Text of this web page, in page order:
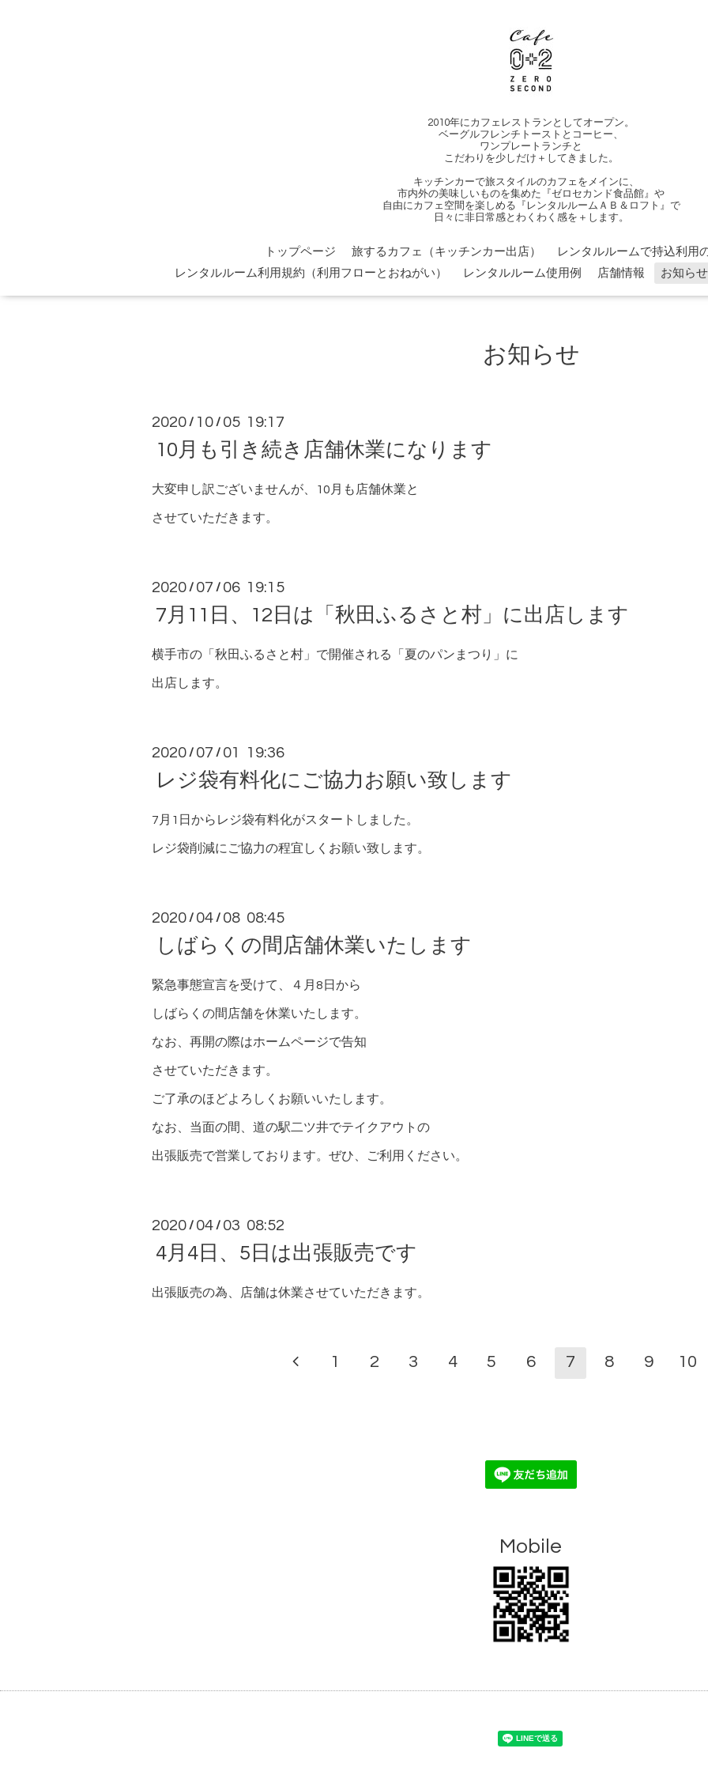
2010年にカフェレストランとしてオープン。
ベーグルフレンチトーストとコーヒー、
ワンプレートランチと
こだわりを少しだけ＋してきました。
キッチンカーで旅スタイルのカフェをメインに、
市内外の美味しいものを集めた『ゼロセカンド食品館』や
自由にカフェ空間を楽しめる『レンタルルームＡＢ＆ロフト』で
日々に非日常感とわくわく感を＋します。
トップページ 旅するカフェ（キッチンカー出店）
レンタルルームで持込利用
レンタルルーム利用規約（利用フローとおねがい）
レンタルルーム使用例 店舗情報 お知らせ
お知らせ
2020 / 10 / 05 19:17
10月も引き続き店舗休業になります
大変申し訳ございませんが、10月も店舗休業と
させていただきます。
2020 / 07 / 06 19:15
7月11日、12日は「秋田ふるさと村」に出店します
横手市の「秋田ふるさと村」で開催される「夏のパンまつり」に
出店します。
2020 / 07 / 01 19:36
レジ袋有料化にご協力お願い致します
7月1日からレジ袋有料化がスタートしました。
レジ袋削減にご協力の程宜しくお願い致します。
2020 / 04 / 08 08:45
しばらくの間店舗休業いたします
緊急事態宣言を受けて、４月8日から
しばらくの間店舗を休業いたします。
なお、再開の際はホームページで告知
させていただきます。
ご了承のほどよろしくお願いいたします。
なお、当面の間、道の駅二ツ井でテイクアウトの
出張販売で営業しております。ぜひ、ご利用ください。
2020 / 04 / 03 08:52
4月4日、5日は出張販売です
出張販売の為、店舗は休業させていただきます。
1 2 3 4 5 6 7 8 9 10
Mobile